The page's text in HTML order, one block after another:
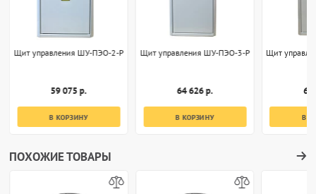
Щит управления ШУ-ПЭО-2-Р
59 075 р.
В КОРЗИНУ
Щит управления ШУ-ПЭО-3-Р
64 626 р.
В КОРЗИНУ
Щит
69
В
ПОХОЖИЕ ТОВАРЫ